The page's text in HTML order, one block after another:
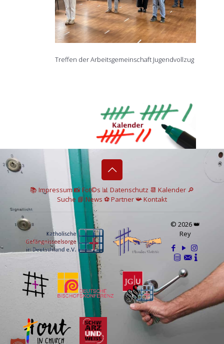
Treffen der Arbeitsgemeinschaft Jugendvollzug
📚 Impressum📸Fot©s 📊 Datenschutz 📆 Kalender 🔎
Suche 📘 News ⚽Partner📯Kontakt
© 2026 👑
Rey